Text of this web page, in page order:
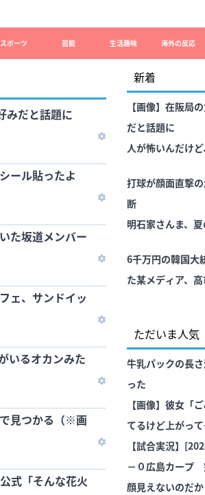
スポーツ 芸能 生活趣味 海外の反応
みだと話題に
ール貼ったよ
た坂道メンバー
ェ、サンドイッ
いるオカンみた
見つかる（※画
式「そんな花火
新着
【画像】在阪局
だと話題に
人が怖いんだけ
打球が顔面直撃
断
明石家さんま、
6千万円の韓国大
た某メディア、
ただいま人気
牛乳パックの長
った
【画像】彼女「
てるけど上がっ
【試合実況】
－０広島カープ
勝！
顔見えないのだ